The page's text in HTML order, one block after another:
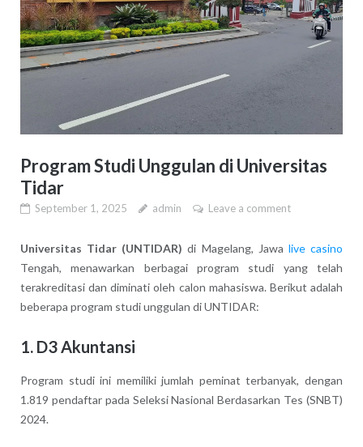
Program Studi Unggulan di Universitas
Tidar
September 1, 2025 admin Leave a comment
Universitas Tidar (UNTIDAR) di Magelang, Jawa live casino
Tengah, menawarkan berbagai program studi yang telah
terakreditasi dan diminati oleh calon mahasiswa. Berikut adalah
beberapa program studi unggulan di UNTIDAR:
1. D3 Akuntansi
Program studi ini memiliki jumlah peminat terbanyak, dengan
1.819 pendaftar pada Seleksi Nasional Berdasarkan Tes (SNBT)
2024.